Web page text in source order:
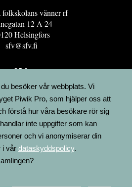
folkskolans vänner rf
12 A 24
Helsingfors
sfv@sfv.fi
GRO
FINLAND
besöker vår webbplats. Vi
Piwik Pro, som hjälper oss att
förstå hur våra besökare rör sig
inte uppgifter som kan
och vi anonymiserar din
i vår dataskyddspolicy.